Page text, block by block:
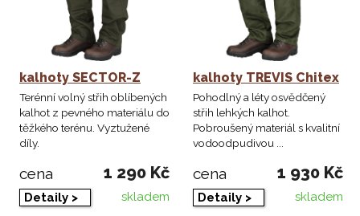
kalhoty SECTOR-Z
Terénní volný střih oblíbených
kalhot z pevného materiálu do
těžkého terénu. Vyztužené
díly.
cena 1 290 Kč
Detaily > skladem
kalhoty TREVIS Chitex
Pohodlný a léty osvědčený
střih lehkých kalhot.
Pobroušený materiál s kvalitní
vodoodpudivou ...
cena 1 930 Kč
Detaily > skladem